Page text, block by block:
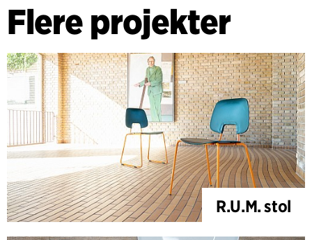
Flere projekter
R.U.M. stol